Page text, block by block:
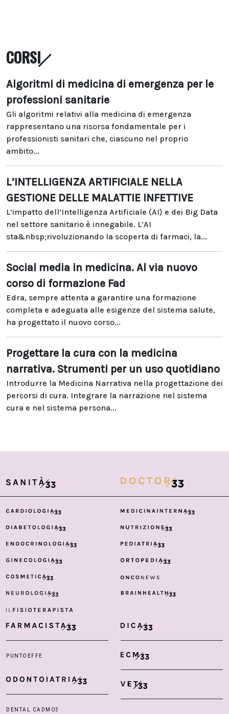
CORSI
Algoritmi di medicina di emergenza per le
professioni sanitarie
Gli algoritmi relativi alla medicina di emergenza
rappresentano una risorsa fondamentale per i
professionisti sanitari che, ciascuno nel proprio
ambito...
L’INTELLIGENZA ARTIFICIALE NELLA
GESTIONE DELLE MALATTIE INFETTIVE
L’impatto dell’Intelligenza Artificiale (AI) e dei Big Data
nel settore sanitario è innegabile. L’AI
sta&nbsp;rivoluzionando la scoperta di farmaci, la...
Social media in medicina. Al via nuovo
corso di formazione Fad
Edra, sempre attenta a garantire una formazione
completa e adeguata alle esigenze del sistema salute,
ha progettato il nuovo corso...
Progettare la cura con la medicina
narrativa. Strumenti per un uso quotidiano
Introdurre la Medicina Narrativa nella progettazione dei
percorsi di cura. Integrare la narrazione nel sistema
cura e nel sistema persona...